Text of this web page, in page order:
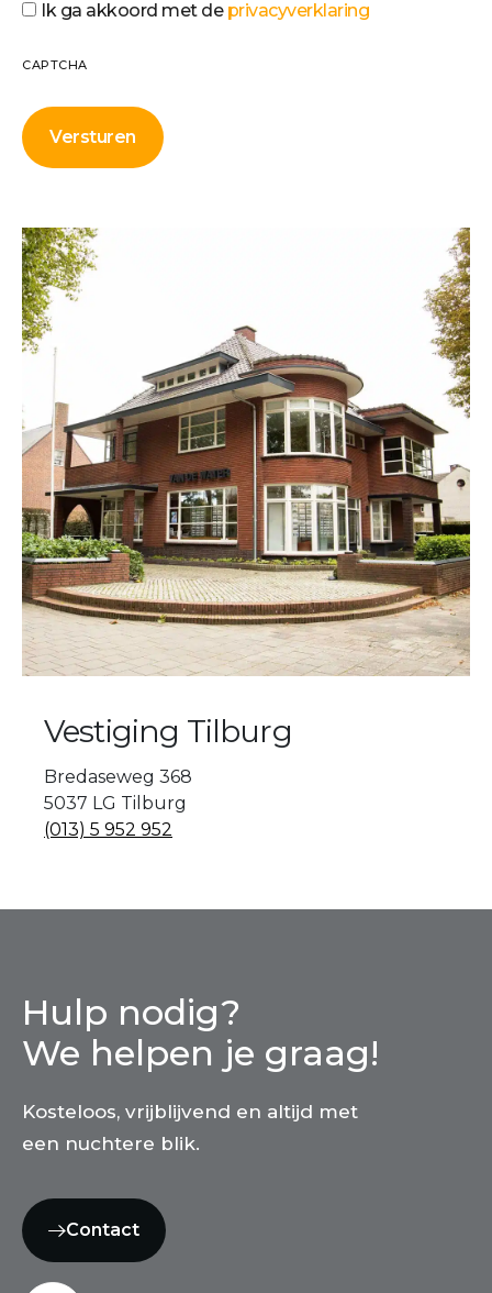
Ik ga akkoord met de privacyverklaring
CAPTCHA
Vestiging Tilburg
Bredaseweg 368
5037 LG Tilburg
(013) 5 952 952
Hulp nodig?
We helpen je graag!
Kosteloos, vrijblijvend en altijd met
een nuchtere blik.
Contact